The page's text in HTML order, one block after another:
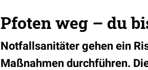
Pfoten weg – du
Notfallsanitäter gehen ein
Maßnahmen durchführen.